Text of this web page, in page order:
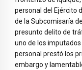
personal del Ejército
de la Subcomisaría
presunto delito de
uno de los
personal prestó los
embargo y